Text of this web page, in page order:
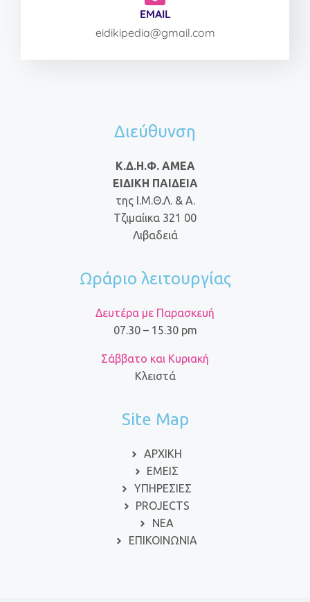
EMAIL
eidikipedia@gmail.com
Διεύθυνση
Κ.Δ.Η.Φ. ΑΜΕΑ
ΕΙΔΙΚΗ ΠΑΙΔΕΙΑ
της Ι.Μ.Θ.Λ. & Α.
Τζιμαίικα 321 00
Λιβαδειά
Ωράριο λειτουργίας
Δευτέρα με Παρασκευή
07.30 – 15.30 pm
Σάββατο και Κυριακή
Κλειστά
Site Map
ΑΡΧΙΚΗ
ΕΜΕΙΣ
ΥΠΗΡΕΣΙΕΣ
PROJECTS
ΝΕΑ
ΕΠΙΚΟΙΝΩΝΙΑ